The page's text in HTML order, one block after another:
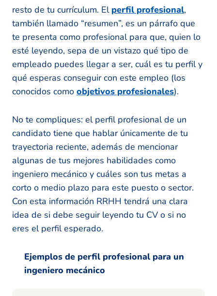
resto de tu currículum. El perfil profesional,
también llamado “resumen”, es un párrafo que
te presenta como profesional para que, quien lo
esté leyendo, sepa de un vistazo qué tipo de
empleado puedes llegar a ser, cuál es tu perfil y
qué esperas conseguir con este empleo (los
conocidos como objetivos profesionales).
No te compliques: el perfil profesional de un
candidato tiene que hablar únicamente de tu
trayectoria reciente, además de mencionar
algunas de tus mejores habilidades como
ingeniero mecánico y cuáles son tus metas a
corto o medio plazo para este puesto o sector.
Con esta información RRHH tendrá una clara
idea de si debe seguir leyendo tu CV o si no
eres el perfil esperado.
Ejemplos de perfil profesional para un
ingeniero mecánico